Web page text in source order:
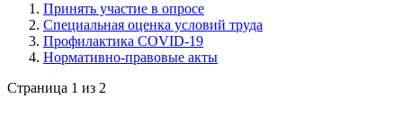
Принять участие в опросе
Специальная оценка условий труда
Профилактика COVID-19
Нормативно-правовые акты
Страница 1 из 2